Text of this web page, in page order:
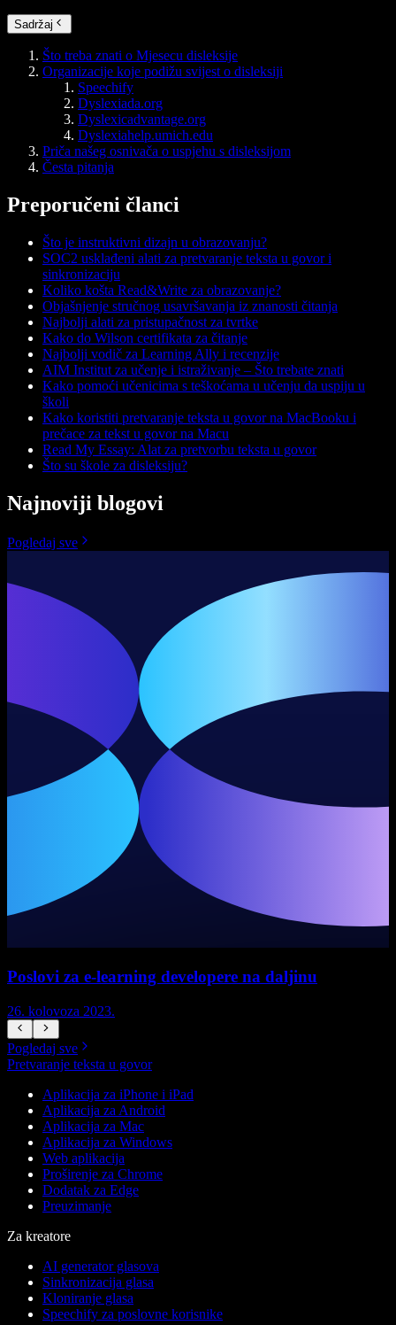
Sadržaj
Što treba znati o Mjesecu disleksije
Organizacije koje podižu svijest o disleksiji
Speechify
Dyslexiada.org
Dyslexicadvantage.org
Dyslexiahelp.umich.edu
Priča našeg osnivača o uspjehu s disleksijom
Česta pitanja
Preporučeni članci
Što je instruktivni dizajn u obrazovanju?
SOC2 usklađeni alati za pretvaranje teksta u govor i
sinkronizaciju
Koliko košta Read&Write za obrazovanje?
Objašnjenje stručnog usavršavanja iz znanosti čitanja
Najbolji alati za pristupačnost za tvrtke
Kako do Wilson certifikata za čitanje
Najbolji vodič za Learning Ally i recenzije
AIM Institut za učenje i istraživanje – Što trebate znati
Kako pomoći učenicima s teškoćama u učenju da uspiju u
školi
Kako koristiti pretvaranje teksta u govor na MacBooku i
prečace za tekst u govor na Macu
Read My Essay: Alat za pretvorbu teksta u govor
Što su škole za disleksiju?
Najnoviji blogovi
Pogledaj sve
Poslovi za e-learning developere na daljinu
26. kolovoza 2023.
Pogledaj sve
Pretvaranje teksta u govor
Aplikacija za iPhone i iPad
Aplikacija za Android
Aplikacija za Mac
Aplikacija za Windows
Web aplikacija
Proširenje za Chrome
Dodatak za Edge
Preuzimanje
Za kreatore
AI generator glasova
Sinkronizacija glasa
Kloniranje glasa
Speechify za poslovne korisnike